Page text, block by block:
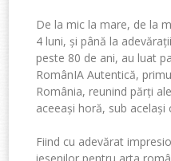
De la mic la mare, de la
4 luni, și până la
peste 80 de ani, au luat
RomânIA Autentică,
România, reunind părți
aceeași horă, sub
Fiind cu adevărat